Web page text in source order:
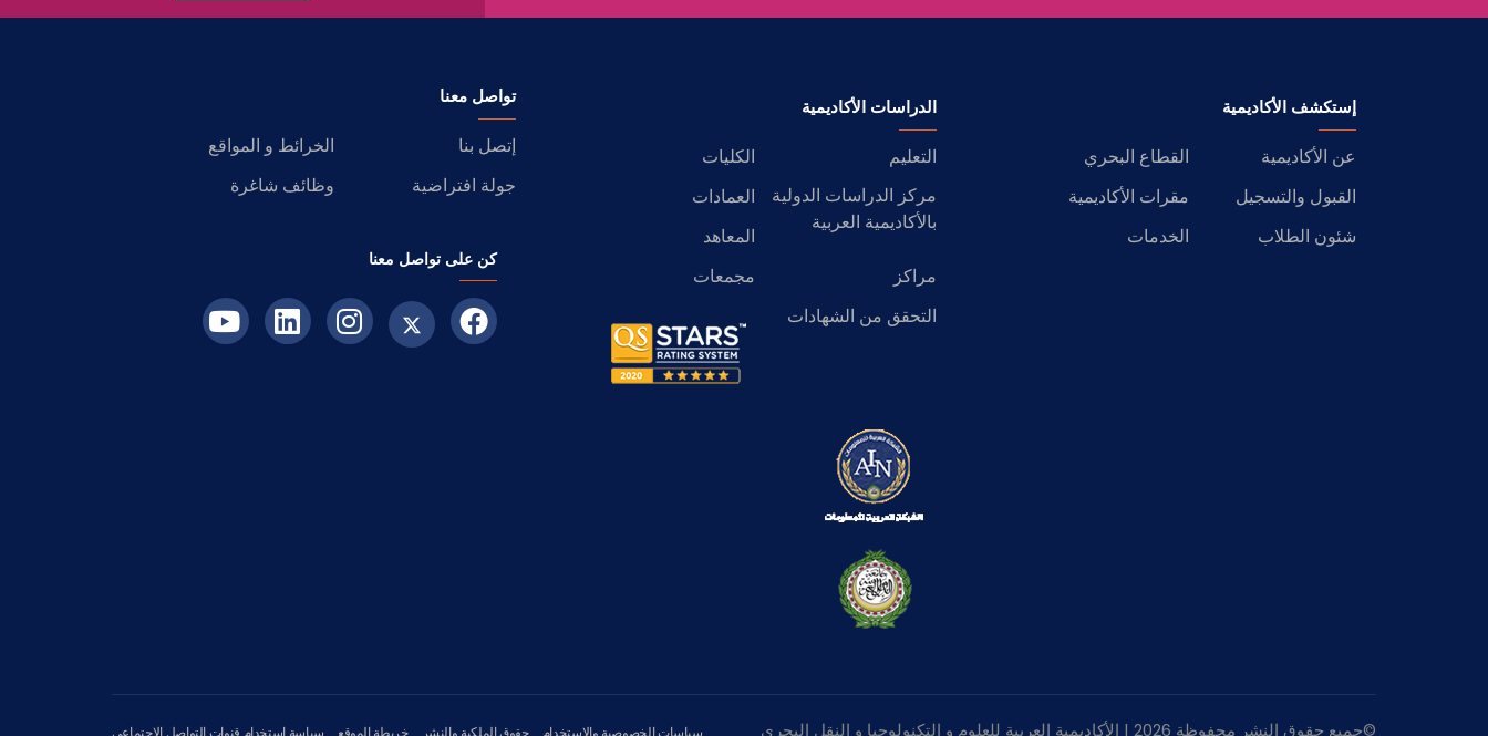
إستكشف الأكاديمية
عن الأكاديمية
القطاع البحري
القبول والتسجيل
مقرات الأكاديمية
شئون الطلاب
الخدمات
الدراسات الأكاديمية
التعليم
الكليات
مركز الدراسات الدولية
بالأكاديمية العربية
العمادات
المعاهد
مراكز
مجمعات
التحقق من الشهادات
تواصل معنا
إتصل بنا
الخرائط و المواقع
جولة افتراضية
وظائف شاغرة
كن على تواصل معنا
©جميع حقوق النشر محفوظة 2026 | الأكاديمية العربية للعلوم و التكنولوجيا و النقل البحري سياسات الخصوصية والاستخدام حقوق الملكية والنشر خريطة الموقع سياسة استخدام قنوات التواصل الاجتماعي